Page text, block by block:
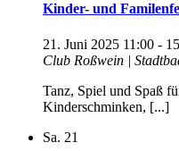
Kinder- und
21. Juni 2025 11:00 -
Club Roßwein |
Tanz, Spiel und Spaß
Kinderschminken, [...]
Sa. 21